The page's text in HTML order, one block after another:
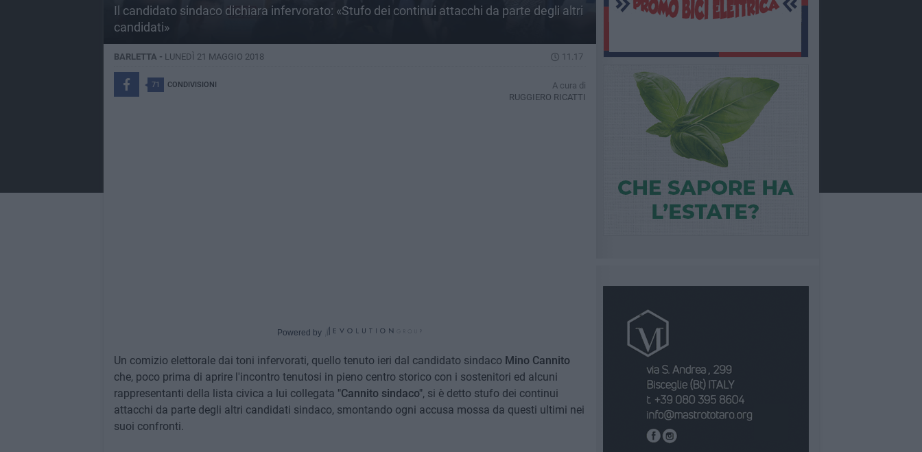
Il candidato sindaco dichiara infervorato: «Stufo dei continui attacchi da parte degli altri
candidati»
BARLETTA - LUNEDÌ 21 MAGGIO 2018 11.17
71 CONDIVISIONI
A cura di
RUGGIERO RICATTI
Powered by
Un comizio elettorale dai toni infervorati, quello tenuto ieri dal candidato sindaco Mino Cannito
che, poco prima di aprire l'incontro tenutosi in pieno centro storico con i sostenitori ed alcuni
rappresentanti della lista civica a lui collegata "Cannito sindaco", si è detto stufo dei continui
attacchi da parte degli altri candidati sindaco, smontando ogni accusa mossa da questi ultimi nei
suoi confronti.